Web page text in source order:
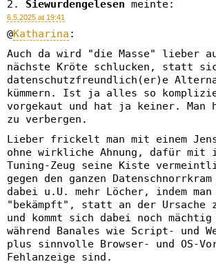
Siewurdengelesen meinte:
6.5.2025 at 19:41
@Katharina :
Auch da wird "die Masse" lieber
nächste Kröte schlucken, statt
datenschutzfreundlich(er)e
kümmern. Ist ja alles so
vorgekaut und hat ja keiner.
zu verbergen.
Lieber frickelt man mit einem
ohne wirkliche Ahnung, dafür mit
Tuning-Zeug seine Kiste
gegen den ganzen
dabei u.U. mehr Löcher, indem man
"bekämpft", statt an der Ursache
und kommt sich dabei noch
während Banales wie Script- und
plus sinnvolle Browser- und OS-
Fehlanzeige sind.